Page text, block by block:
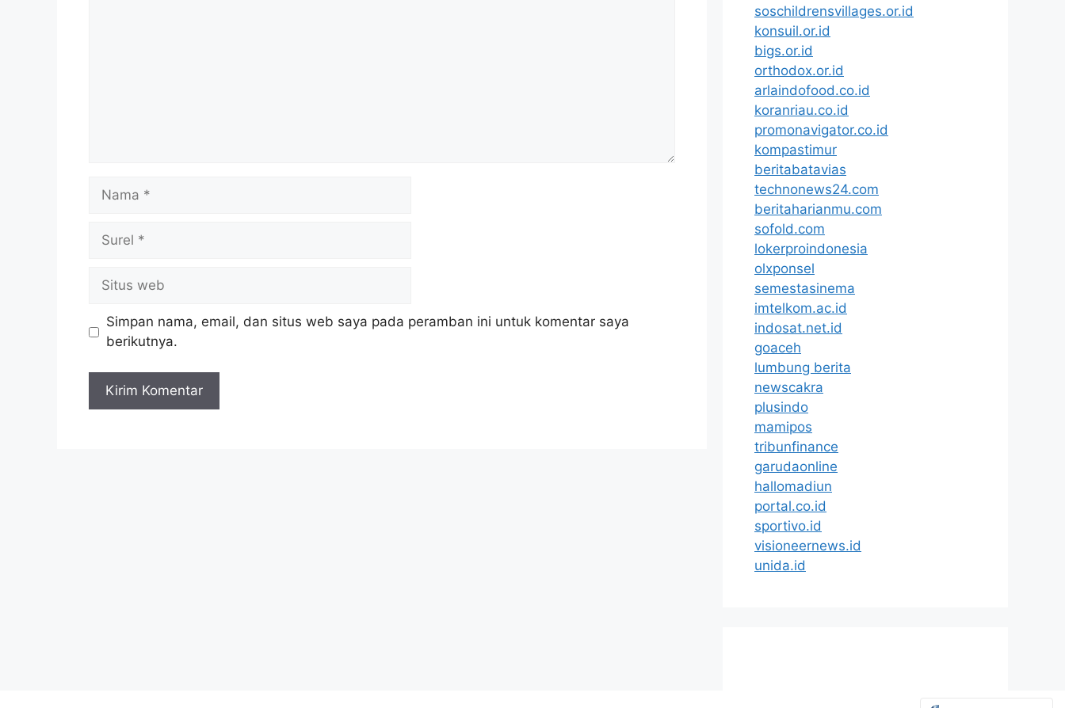
Nama
Surel
Situs
web
Simpan nama, email, dan situs web saya pada peramban ini untuk komentar saya
berikutnya.
soschildrensvillages.or.id
konsuil.or.id
bigs.or.id
orthodox.or.id
arlaindofood.co.id
koranriau.co.id
promonavigator.co.id
kompastimur
beritabatavias
technonews24.com
beritaharianmu.com
sofold.com
lokerproindonesia
olxponsel
semestasinema
imtelkom.ac.id
indosat.net.id
goaceh
lumbung berita
newscakra
plusindo
mamipos
tribunfinance
garudaonline
hallomadiun
portal.co.id
sportivo.id
visioneernews.id
unida.id